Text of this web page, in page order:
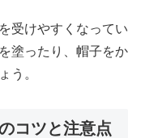
受けやすくなってい
塗ったり、帽子をか
う。
コツと注意点